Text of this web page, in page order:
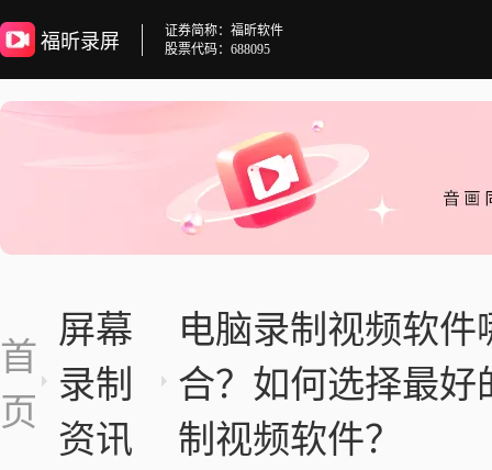
福昕录屏
证券简称：福昕软件
股票代码：688095
首
页
屏幕
录制
资讯
电脑录制视频软件
合？如何选择最好
制视频软件？